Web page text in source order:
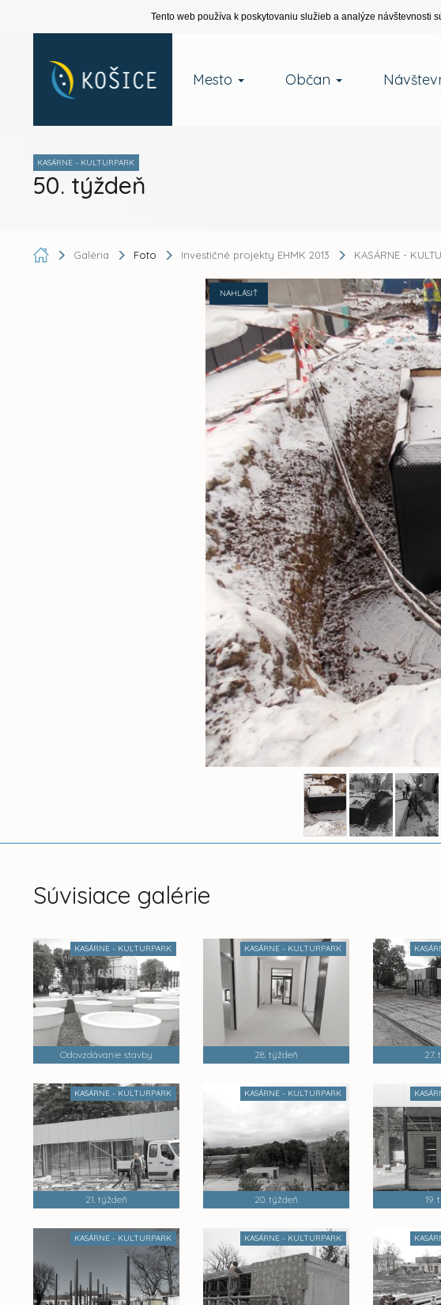
Tento web používa k poskytovaniu služieb a analýze návštevnosti
Mesto Občan
KASÁRNE - KULTURPARK
50. týždeň
Galéria Foto Investičné projekty EHMK 2013 KASÁRNE -
NAHLÁSIŤ
Súvisiace galérie
KASÁRNE - KULTURPARK
Odovzdávanie stavby
KASÁRNE - KULTURPARK
28. týždeň 27.
KASÁRNE - KULTURPARK
21. týždeň
KASÁRNE - KULTURPARK
20. týždeň 19.
KASÁRNE - KULTURPARK KASÁRNE - KULTURPARK